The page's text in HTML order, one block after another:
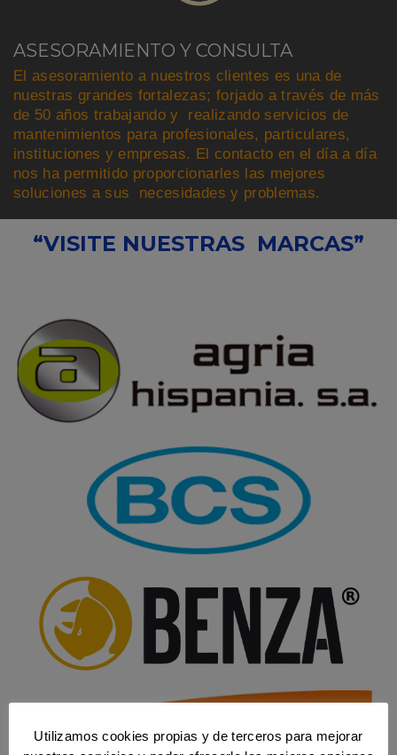
ASESORAMIENTO Y CONSULTA
El asesoramiento a nuestros clientes es una de
nuestras grandes fortalezas; forjado a través de más
de 50 años trabajando y realizando servicios de
mantenimientos para profesionales, particulares,
instituciones y empresas. El contacto en el día a día
nos ha permitido proporcionarles las mejores
soluciones a sus necesidades y problemas.
“VISITE NUESTRAS MARCAS”
Utilizamos cookies propias y de terceros para mejorar